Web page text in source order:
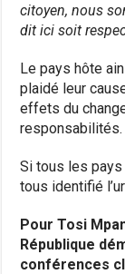
citoyen, nous
dit ici soit
Le pays hôte
plaidé leur
effets du
responsabilités.
Si tous les pays
tous identifié
Pour Tosi
République
conférences